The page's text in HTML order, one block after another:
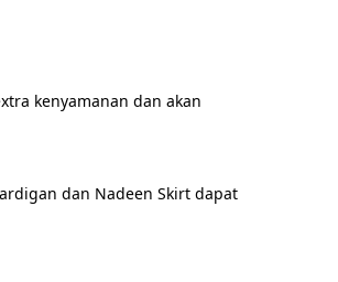
kenyamanan dan akan
dan Nadeen Skirt dapat